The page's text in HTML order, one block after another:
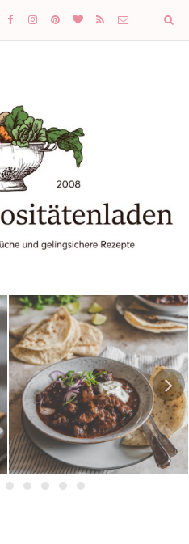
Spinatpfannkuchen mit
Kräuterquark